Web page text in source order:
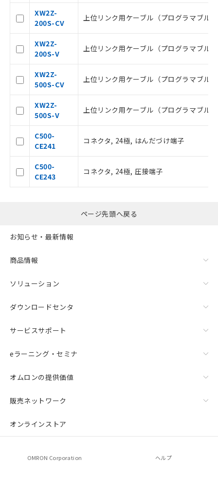
XW2Z-
200S-CV
上位リンク用ケーブル（プログラマブル
XW2Z-
200S-V
上位リンク用ケーブル（プログラマブル
XW2Z-
500S-CV
上位リンク用ケーブル（プログラマブル
XW2Z-
500S-V
上位リンク用ケーブル（プログラマブル
C500-
CE241
コネクタ, 24極, はんだづけ端子
C500-
CE243
コネクタ, 24極, 圧接端子
ページ先頭へ戻る
お知らせ・最新情報
商品情報
ソリューション
ダウンロードセンタ
サービスサポート
eラーニング・セミナ
オムロンの提供価値
販売ネットワーク
オンラインストア
OMRON Corporation ヘルプ
空
白
受注生産機種、また在庫状況の
ビス）をご利用いただくには、I-Web
お客様が当ウェブサイト上で当社にご
品・サービスに関するお客様との取
※当社の共同利用者とは、"個人情報
指します。